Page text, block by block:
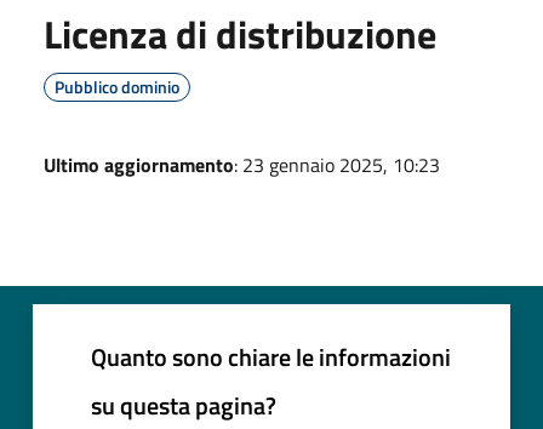
Licenza di distribuzione
Pubblico dominio
Ultimo aggiornamento: 23 gennaio 2025, 10:23
Quanto sono chiare le informazioni
su questa pagina?